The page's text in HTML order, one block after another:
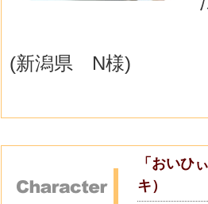
(新潟県 N様)
「おいひ
キ）